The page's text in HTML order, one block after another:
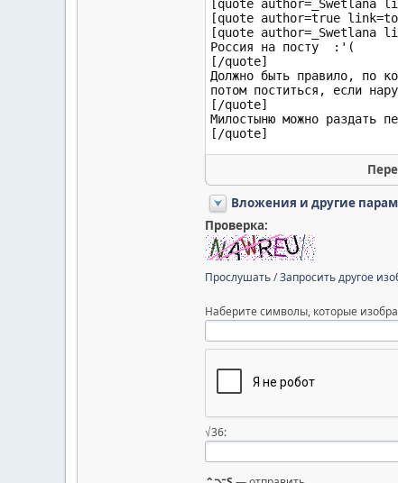
Вложения и другие
Проверка:
Прослушать/Запросить другое
Наберите символы, которые
√36: